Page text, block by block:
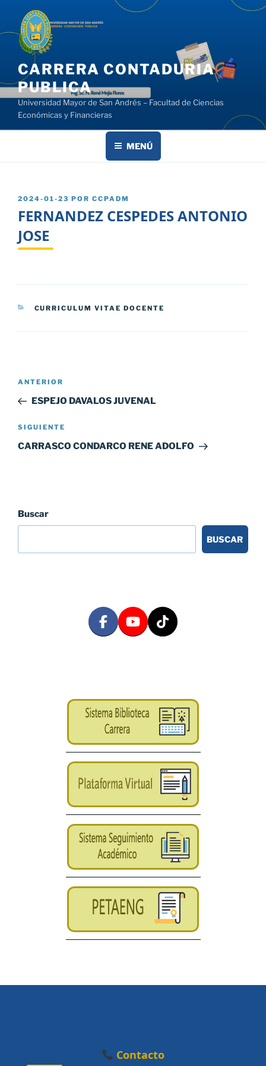
contenido
CARRERA CONTADURIA
PUBLICA
Universidad Mayor de San Andrés – Facultad de Ciencias
Económicas y Financieras
MENÚ
PUBLICADO
2024-01-23 POR CCPADM
FERNANDEZ CESPEDES ANTONIO
JOSE
CATEGORÍAS
CURRICULUM VITAE DOCENTE
Navegación
entradas
Entrada
anterior:
ANTERIOR
ESPEJO DAVALOS JUVENAL
Siguiente
entrada
SIGUIENTE
CARRASCO CONDARCO RENE ADOLFO
Buscar
BUSCAR
Contacto